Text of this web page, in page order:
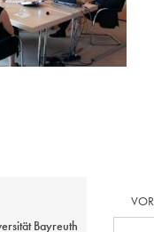
Bayreuth